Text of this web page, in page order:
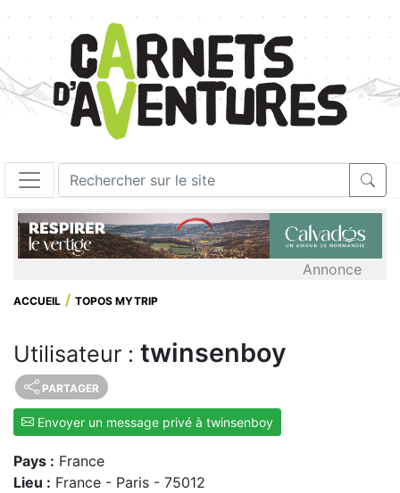
Annonce
ACCUEIL TOPOS MYTRIP
Utilisateur : twinsenboy
PARTAGER
Envoyer un message privé à twinsenboy
Pays : France
Lieu : France - Paris - 75012